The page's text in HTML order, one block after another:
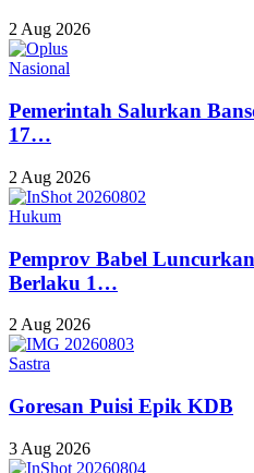
2 Aug 2026
Nasional
Pemerintah Salurkan
17…
2 Aug 2026
Hukum
Pemprov Babel
Berlaku 1…
2 Aug 2026
Sastra
Goresan Puisi Epik KDB
3 Aug 2026